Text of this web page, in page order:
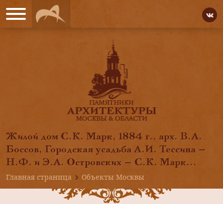
Жилой дом С.К. Марк, 1884 г., арх. В.А.
Боссов, Городская усадьба А.И. Тессина —
Н.Ф. и Э.А. Островских — С.К. Марк...
Главная страница
Объекты Москвы